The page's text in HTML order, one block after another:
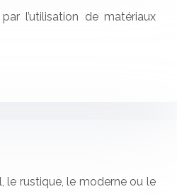
l’utilisation de matériaux
le rustique, le moderne ou le